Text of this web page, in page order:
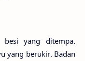
yang ditempa.
yang berukir. Badan